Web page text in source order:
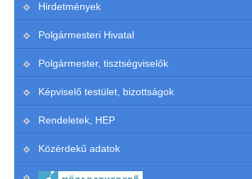
Hirdetmények
Polgármesteri Hivatal
Polgármester, tisztségviselők
Képviselő testület, bizottságok
Rendeletek, HEP
Közérdekű adatok